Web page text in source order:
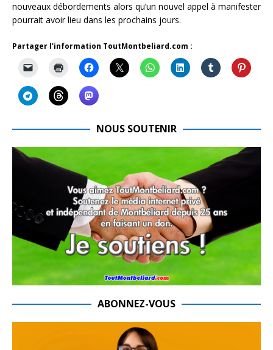
nouveaux débordements alors qu’un nouvel appel à manifester
pourrait avoir lieu dans les prochains jours.
Partager l'information ToutMontbeliard.com :
NOUS SOUTENIR
ABONNEZ-VOUS